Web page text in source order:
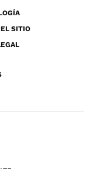
SITIO